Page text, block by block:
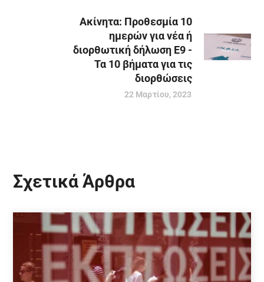
Ακίνητα: Προθεσμία 10
ημερών για νέα ή
διορθωτική δήλωση Ε9 -
Τα 10 βήματα για τις
διορθώσεις
22 Μαρτίου, 2023
Σχετικά Άρθρα